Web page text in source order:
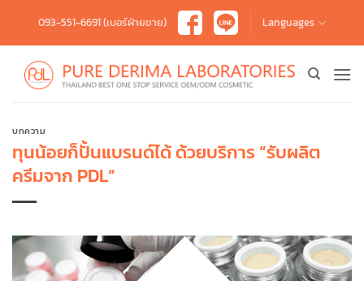
content
093-551-6691 (เบอร์ฝ่ายขาย) Languages
บทความ
ทุนน้อยก็ปั้นแบรนด์ได้ ด้วยบริการ “รับผลิต
ครีมจาก PDL”